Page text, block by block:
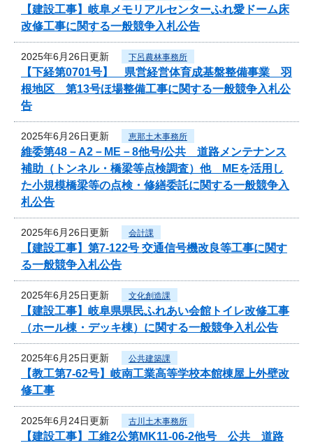
【建設工事】岐阜メモリアルセンターふれ愛ドーム床
改修工事に関する一般競争入札公告
2025年6月26日更新 下呂農林事務所
【下経第0701号】 県営経営体育成基盤整備事業 羽
根地区 第13号ほ場整備工事に関する一般競争入札公
告
2025年6月26日更新 恵那土木事務所
維委第48－A2－ME－8他号/公共 道路メンテナンス
補助（トンネル・橋梁等点検調査）他 MEを活用し
た小規模橋梁等の点検・修繕委託に関する一般競争入
札公告
2025年6月26日更新 会計課
【建設工事】第7-122号 交通信号機改良等工事に関す
る一般競争入札公告
2025年6月25日更新 文化創造課
【建設工事】岐阜県県民ふれあい会館トイレ改修工事
（ホール棟・デッキ棟）に関する一般競争入札公告
2025年6月25日更新 公共建築課
【教工第7-62号】岐南工業高等学校本館棟屋上外壁改
修工事
2025年6月24日更新 古川土木事務所
【建設工事】工維2公第MK11-06-2他号 公共 道路